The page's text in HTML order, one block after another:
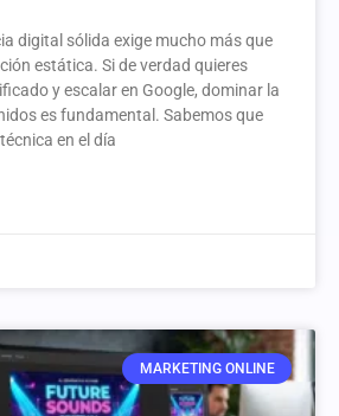
digital sólida exige mucho más que
estática. Si de verdad quieres
y escalar en Google, dominar la
es fundamental. Sabemos que
en el día
MARKETING ONLINE